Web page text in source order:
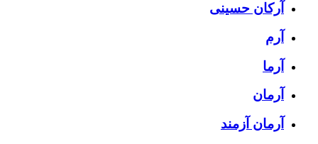
آرکان حسینی
آرم
آرما
آرمان
آرمان آزمند